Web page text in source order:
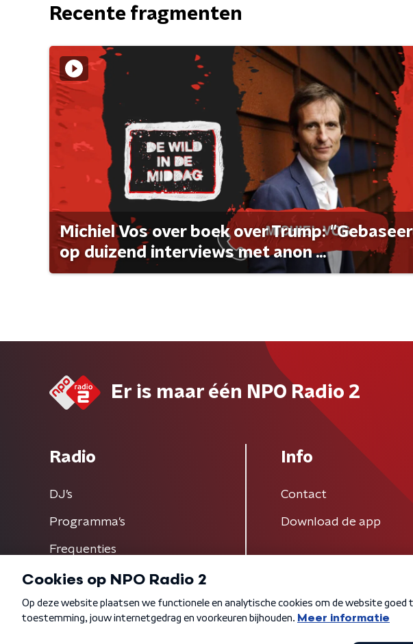
Recente fragmenten
Michiel Vos over boek over Trump:
op duizend interviews met anon ...
Er is maar één NPO Radio 2
Radio
DJ’s
Programma's
Frequenties
Info
Contact
Download de app
Algemene voorwaarden Privacybeleid